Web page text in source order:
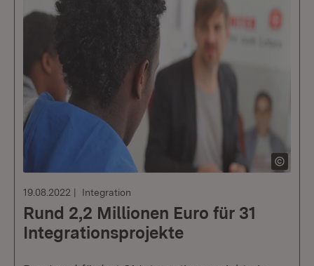
19.08.2022 Integration
Rund 2,2 Millionen Euro für 31
Integrationsprojekte